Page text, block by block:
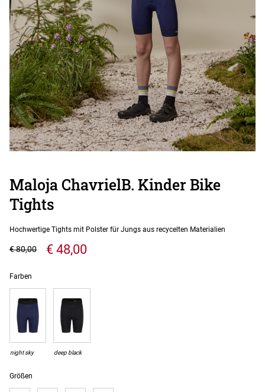
Maloja ChavrielB. Kinder Bike
Tights
Hochwertige Tights mit Polster für Jungs aus recycelten Materialien
€ 48,00
€ 80,00
Größen
Farben
night sky deep black